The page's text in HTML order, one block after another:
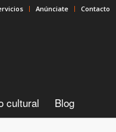
Anúnciate Contacto
cultural Blog